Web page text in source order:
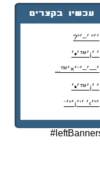
׳׳” ׳–׳”?
׳ ׳¡׳™׳•׳
׳—׳–׳¨׳×׳™...
׳ ׳¡׳™׳•׳
׳”׳›׳ ׳‘׳¡׳“׳¨